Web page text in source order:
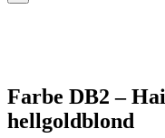
Farbe DB2 –
hellgoldblond